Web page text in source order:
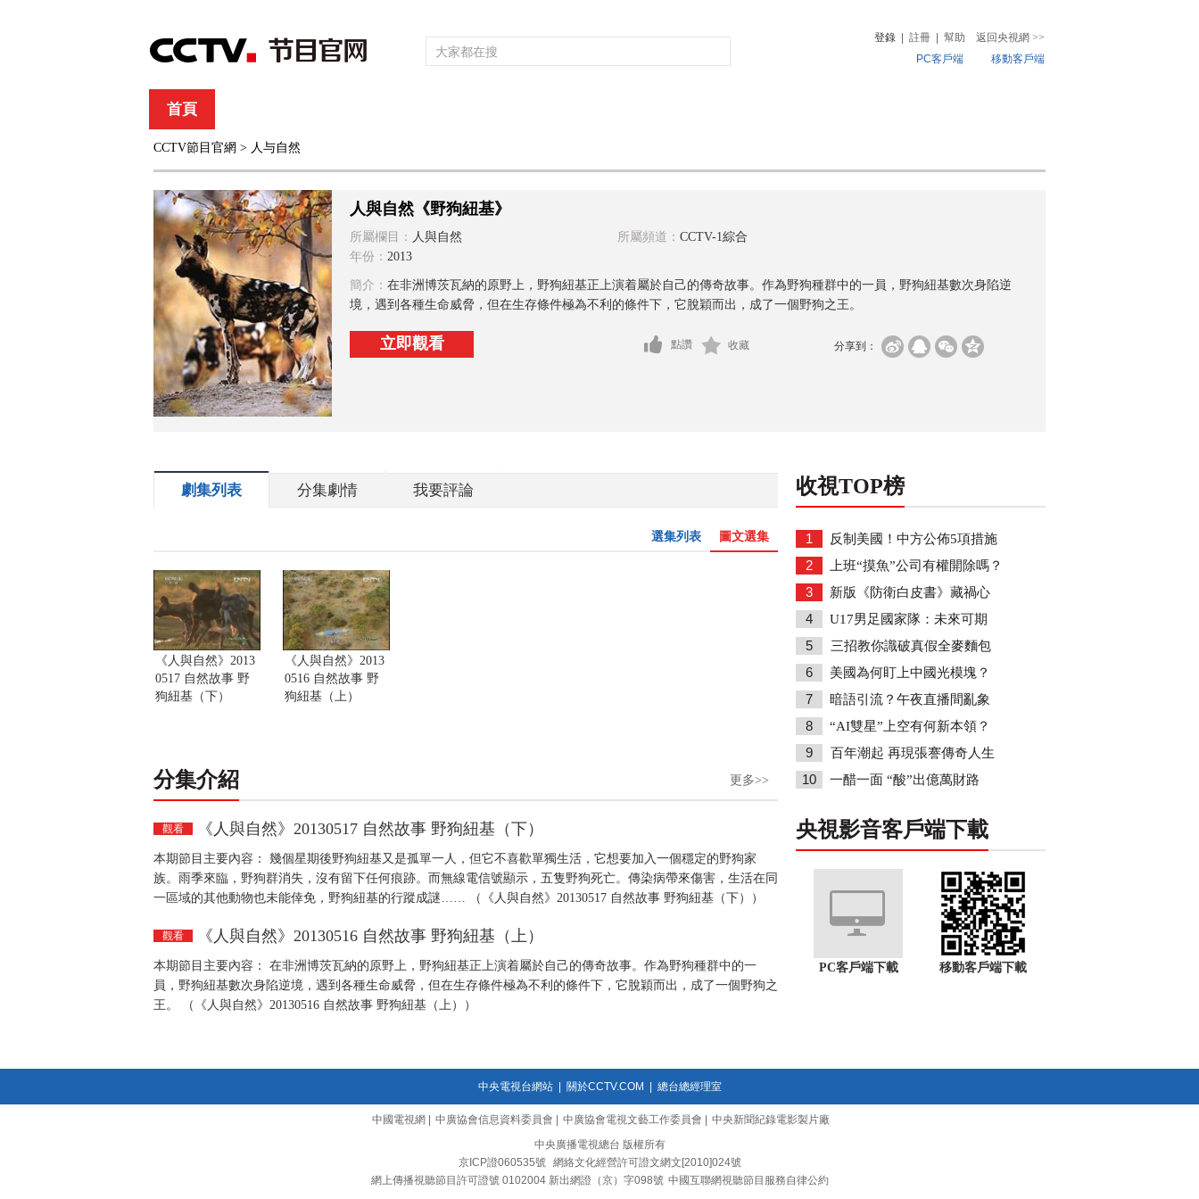
登錄 註冊 幫助 返回央視網 >>
PC客戶端
移動客戶端
首頁
綜合 新聞 財經 綜藝
CCTV節目官網 > 人与自然
人與自然《野狗紐基》
所屬欄目： 人與自然 所屬頻道： CCTV-1綜合
年份： 2013
簡介： 在非洲博茨瓦納的原野上，野狗紐基正上演着屬於自己的傳奇故事。作為野狗種群中的一員，野狗紐基數次身陷逆
境，遇到各種生命威脅，但在生存條件極為不利的條件下，它脫穎而出，成了一個野狗之王。
立即觀看 分享到：
點讚 收藏
劇集列表 分集劇情 我要評論
圖文選集
選集列表
《人與自然》2013
0517 自然故事 野
狗紐基（下）
《人與自然》2013
0516 自然故事 野
狗紐基（上）
分集介紹 更多>>
觀看 《人與自然》20130517 自然故事 野狗紐基（下）
本期節目主要內容： 幾個星期後野狗紐基又是孤單一人，但它不喜歡單獨生活，它想要加入一個穩定的野狗家
族。雨季來臨，野狗群消失，沒有留下任何痕跡。而無線電信號顯示，五隻野狗死亡。傳染病帶來傷害，生活在同
一區域的其他動物也未能倖免，野狗紐基的行蹤成謎…… （《人與自然》20130517 自然故事 野狗紐基（下））
觀看 《人與自然》20130516 自然故事 野狗紐基（上）
本期節目主要內容： 在非洲博茨瓦納的原野上，野狗紐基正上演着屬於自己的傳奇故事。作為野狗種群中的一
員，野狗紐基數次身陷逆境，遇到各種生命威脅，但在生存條件極為不利的條件下，它脫穎而出，成了一個野狗之
王。 （《人與自然》20130516 自然故事 野狗紐基（上））
收視TOP榜
1 反制美國！中方公佈5項措施
2 上班“摸魚”公司有權開除嗎？
3 新版《防衛白皮書》藏禍心
4 U17男足國家隊：未來可期
5 三招教你識破真假全麥麵包
6 美國為何盯上中國光模塊？
7 暗語引流？午夜直播間亂象
8 “AI雙星”上空有何新本領？
9 百年潮起 再現張謇傳奇人生
10 一醋一面 “酸”出億萬財路
央視影音客戶端下載
PC客戶端下載 移動客戶端下載
中央電視台網站| 關於CCTV.COM 總台總經理室
中國電視網 中廣協會信息資料委員會 中廣協會電視文藝工作委員會
中央新聞紀錄電影製片廠
中央廣播電視總台 版權所有
京ICP證060535號
網絡文化經營許可證文網文[2010]024號
網上傳播視聽節目許可證號 0102004 新出網證（京）字098號 中國互聯網視聽節目服務自律公約